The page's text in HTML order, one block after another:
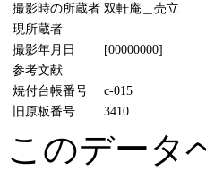
撮影時の所蔵者 双軒庵＿売立
現所蔵者
撮影年月日
[00000000]
参考文献
焼付台帳番号
c-015
旧原板番号
3410
このデータ